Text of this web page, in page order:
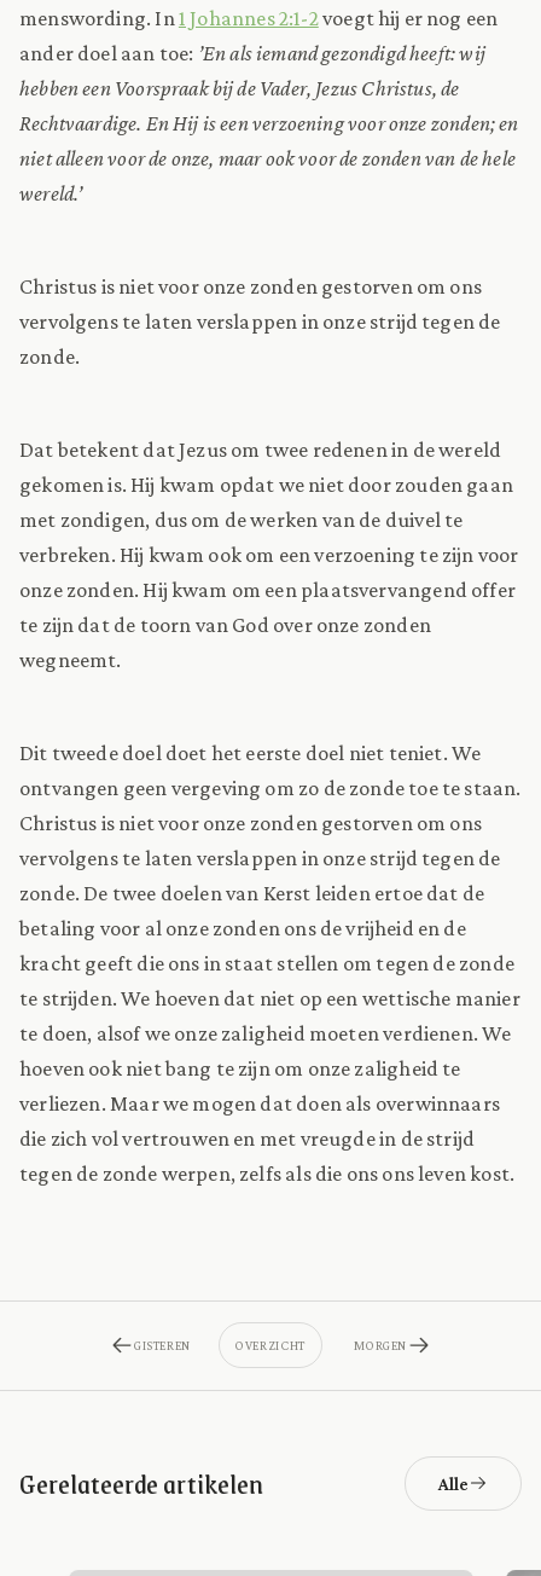
menswording. In 1 Johannes 2:1-2voegt hij er nog een
ander doel aan toe: ’En als iemand gezondigd heeft: wij
hebben een Voorspraak bij de Vader, Jezus Christus, de
Rechtvaardige. En Hij is een verzoening voor onze zonden; en
niet alleen voor de onze, maar ook voor de zonden van de hele
wereld.’
Christus is niet voor onze zonden gestorven om ons
vervolgens te laten verslappen in onze strijd tegen de
zonde.
Dat betekent dat Jezus om twee redenen in de wereld
gekomen is. Hij kwam opdat we niet door zouden gaan
met zondigen, dus om de werken van de duivel te
verbreken. Hij kwam ook om een verzoening te zijn voor
onze zonden. Hij kwam om een plaatsvervangend offer
te zijn dat de toorn van God over onze zonden
wegneemt.
Dit tweede doel doet het eerste doel niet teniet. We
ontvangen geen vergeving om zo de zonde toe te staan.
Christus is niet voor onze zonden gestorven om ons
vervolgens te laten verslappen in onze strijd tegen de
zonde. De twee doelen van Kerst leiden ertoe dat de
betaling voor al onze zonden ons de vrijheid en de
kracht geeft die ons in staat stellen om tegen de zonde
te strijden. We hoeven dat niet op een wettische manier
te doen, alsof we onze zaligheid moeten verdienen. We
hoeven ook niet bang te zijn om onze zaligheid te
verliezen. Maar we mogen dat doen als overwinnaars
die zich vol vertrouwen en met vreugde in de strijd
tegen de zonde werpen, zelfs als die ons ons leven kost.
GISTEREN OVERZICHT MORGEN
Gerelateerde artikelen Alle